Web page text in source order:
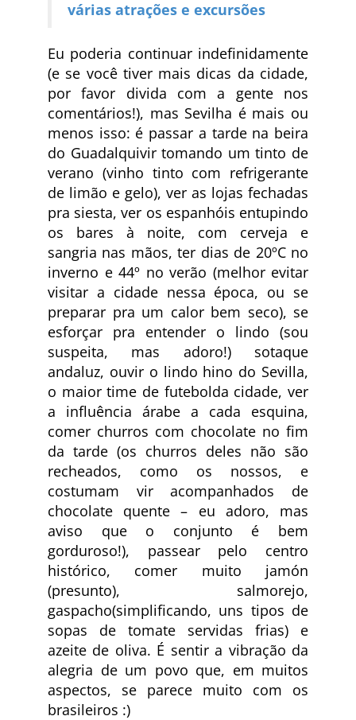
várias atrações e excursões
Eu poderia continuar indefinidamente
(e se você tiver mais dicas da cidade,
por favor divida com a gente nos
comentários!), mas Sevilha é mais ou
menos isso: é passar a tarde na beira
do Guadalquivir tomando um tinto de
verano (vinho tinto com refrigerante
de limão e gelo), ver as lojas fechadas
pra siesta, ver os espanhóis entupindo
os bares à noite, com cerveja e
sangria nas mãos, ter dias de 20ºC no
inverno e 44º no verão (melhor evitar
visitar a cidade nessa época, ou se
preparar pra um calor bem seco), se
esforçar pra entender o lindo (sou
suspeita, mas adoro!) sotaque
andaluz, ouvir o lindo hino do Sevilla,
o maior time de futebolda cidade, ver
a influência árabe a cada esquina,
comer churros com chocolate no fim
da tarde (os churros deles não são
recheados, como os nossos, e
costumam vir acompanhados de
chocolate quente – eu adoro, mas
aviso que o conjunto é bem
gorduroso!), passear pelo centro
histórico, comer muito jamón
(presunto), salmorejo,
gaspacho(simplificando, uns tipos de
sopas de tomate servidas frias) e
azeite de oliva. É sentir a vibração da
alegria de um povo que, em muitos
aspectos, se parece muito com os
brasileiros :)